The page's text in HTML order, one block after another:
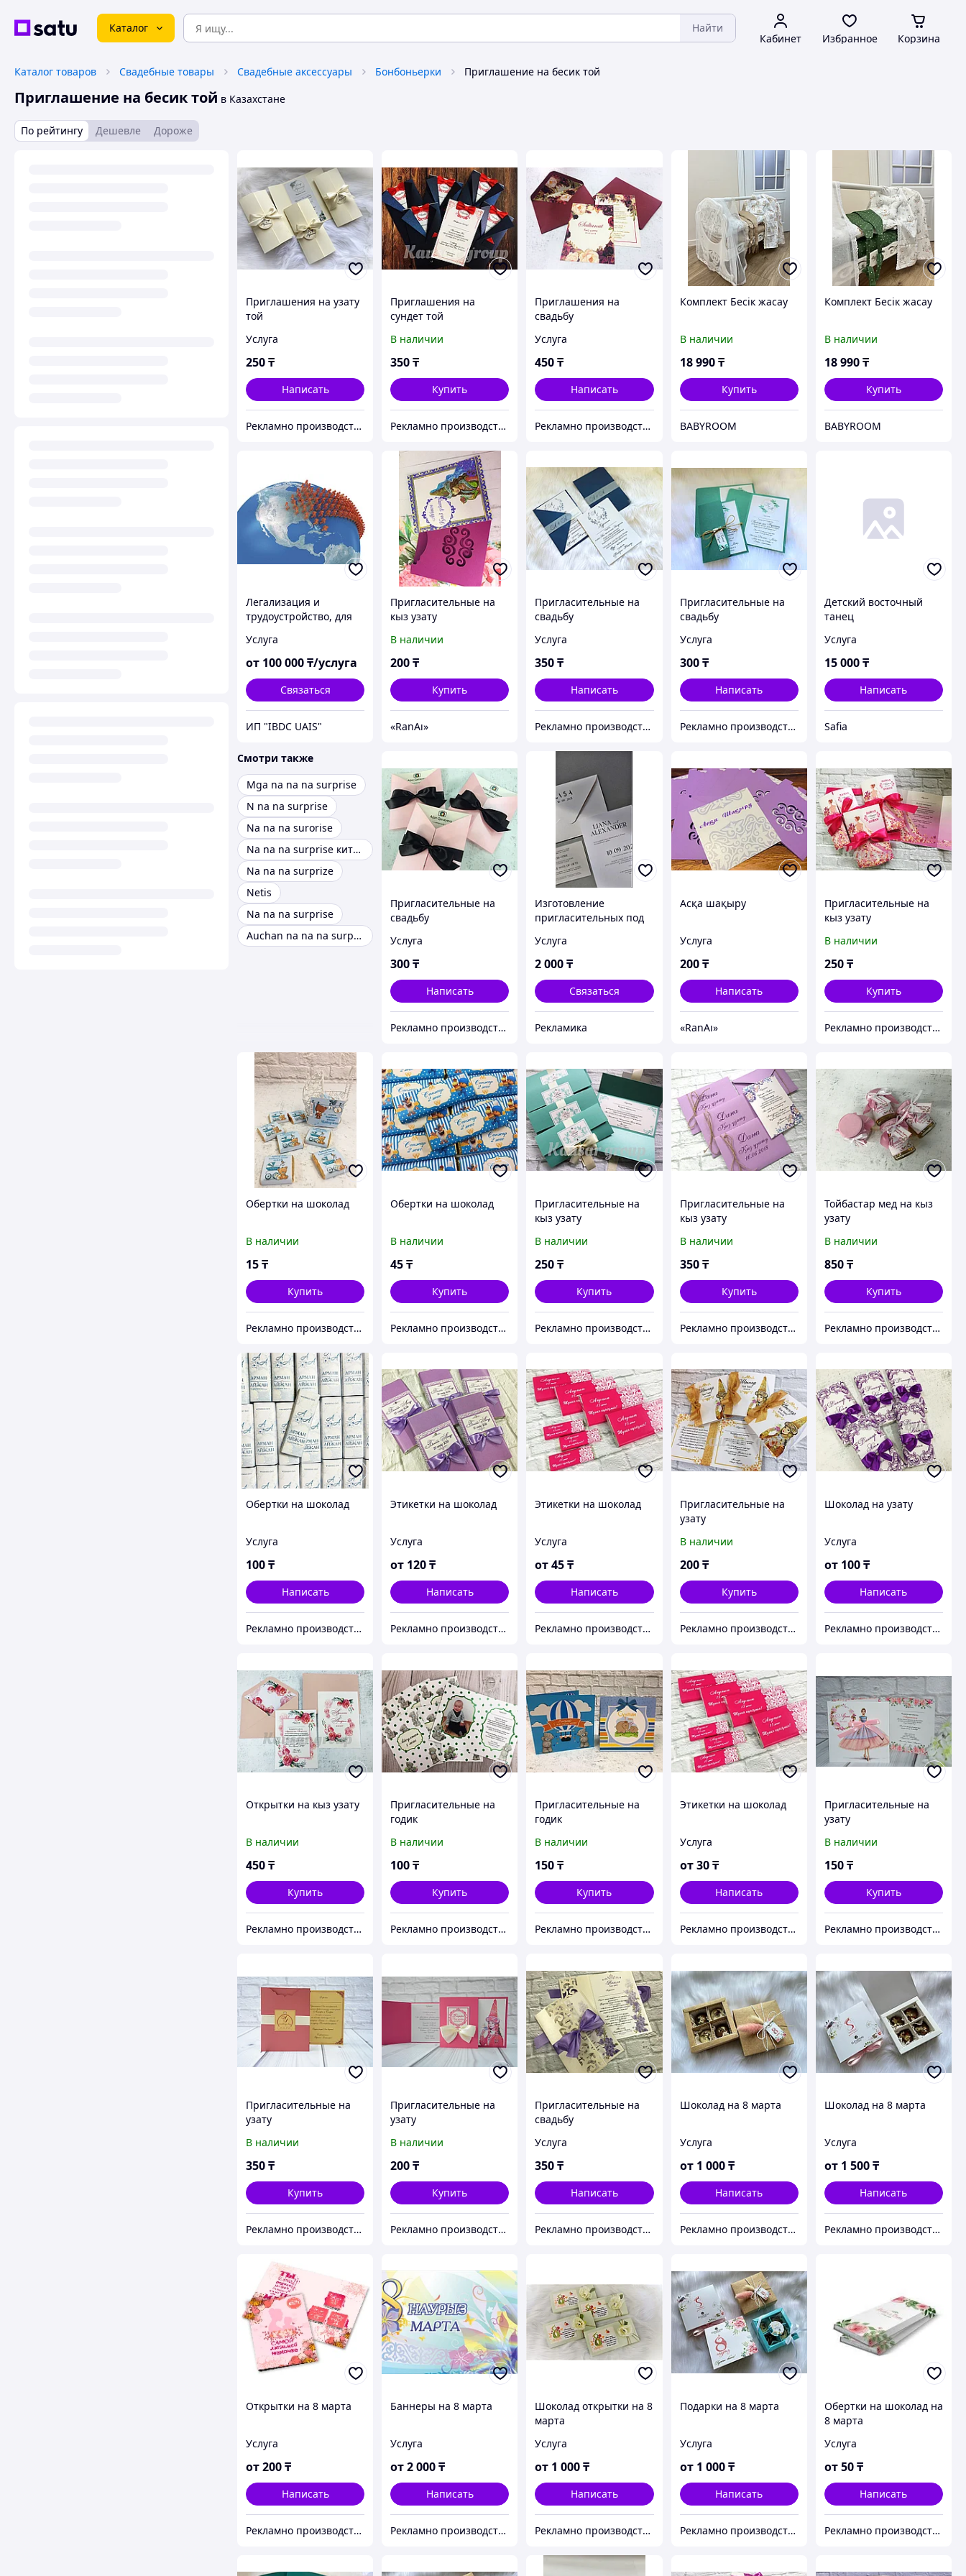
Каталог Найти
Кабинет Избранное Корзина
Каталог товаров Свадебные товары Свадебные аксессуары Бонбоньерки Приглашение на бесик той
Приглашение на бесик той в Казахстане
По рейтингу Дешевле Дороже
Приглашения на узату
той
Услуга
250₸
Написать
Рекламно производственная компания "KAUSAR GROUP"
Приглашения на
сундет той
В наличии
350₸
Купить
Рекламно производственная компания "KAUSAR GROUP"
Приглашения на
свадьбу
Услуга
450₸
Написать
Рекламно производственная компания "KAUSAR GROUP"
Комплект Бесік жасау
В наличии
18 990 ₸
Купить
BABYROOM
Комплект Бесік жасау
В наличии
18 990₸
Купить
BABYROOM
Легализация и
трудоустройство, для
Евросоюзе
Услуга
от 100 000₸/услуга
Связаться
ИП "IBDC UAIS"
Пригласительные на
кыз узату
В наличии
200₸
Купить
«RanAı»
Пригласительные на
свадьбу
Услуга
350₸
Написать
Рекламно производственная компания "KAUSAR GROUP"
Пригласительные на
свадьбу
Услуга
300 ₸
Написать
Рекламно производственная компания "KAUSAR GROUP"
Детский восточный
танец
Услуга
15 000₸
Написать
Safia
Смотри также
Mga na na na surprise
N na na surprise
Na na na surorise
Na na na surprise китти
Na na na surprize
Netis
Na na na surprise
Auchan na na na surprise
Пригласительные на
свадьбу
Услуга
300₸
Написать
Рекламно производственная компания "KAUSAR GROUP"
Изготовление
пригласительных под
Услуга
2 000₸
Связаться
Рекламика
Асқа шақыру
Услуга
200 ₸
Написать
«RanAı»
Пригласительные на
кыз узату
В наличии
250₸
Купить
Рекламно производственная компания "KAUSAR GROUP"
Обертки на шоколад
В наличии
15₸
Купить
Рекламно производственная компания "KAUSAR GROUP"
Обертки на шоколад
В наличии
45₸
Купить
Рекламно производственная компания "KAUSAR GROUP"
Пригласительные на
кыз узату
В наличии
250₸
Купить
Рекламно производственная компания "KAUSAR GROUP"
Пригласительные на
кыз узату
В наличии
350 ₸
Купить
Рекламно производственная компания "KAUSAR GROUP"
Тойбастар мед на кыз
узату
В наличии
850₸
Купить
Рекламно производственная компания "KAUSAR GROUP"
Обертки на шоколад
Услуга
100₸
Написать
Рекламно производственная компания "KAUSAR GROUP"
Этикетки на шоколад
Услуга
от 120₸
Написать
Рекламно производственная компания "KAUSAR GROUP"
Этикетки на шоколад
Услуга
от45₸
Написать
Рекламно производственная компания "KAUSAR GROUP"
Пригласительные на
узату
В наличии
200 ₸
Купить
Рекламно производственная компания "KAUSAR GROUP"
Шоколад на узату
Услуга
от 100₸
Написать
Рекламно производственная компания "KAUSAR GROUP"
Открытки на кыз узату
В наличии
450₸
Купить
Рекламно производственная компания "KAUSAR GROUP"
Пригласительные на
годик
В наличии
100₸
Купить
Рекламно производственная компания "KAUSAR GROUP"
Пригласительные на
годик
В наличии
150₸
Купить
Рекламно производственная компания "KAUSAR GROUP"
Этикетки на шоколад
Услуга
от 30 ₸
Написать
Рекламно производственная компания "KAUSAR GROUP"
Пригласительные на
узату
В наличии
150₸
Купить
Рекламно производственная компания "KAUSAR GROUP"
Пригласительные на
узату
В наличии
350₸
Купить
Рекламно производственная компания "KAUSAR GROUP"
Пригласительные на
узату
В наличии
200₸
Купить
Рекламно производственная компания "KAUSAR GROUP"
Пригласительные на
свадьбу
Услуга
350₸
Написать
Рекламно производственная компания "KAUSAR GROUP"
Шоколад на 8 марта
Услуга
от 1 000 ₸
Написать
Рекламно производственная компания "KAUSAR GROUP"
Шоколад на 8 марта
Услуга
от 1 500₸
Написать
Рекламно производственная компания "KAUSAR GROUP"
Открытки на 8 марта
Услуга
от200₸
Написать
Рекламно производственная компания "KAUSAR GROUP"
Баннеры на 8 марта
Услуга
от2 000₸
Написать
Рекламно производственная компания "KAUSAR GROUP"
Шоколад открытки на 8
марта
Услуга
от 1 000₸
Написать
Рекламно производственная компания "KAUSAR GROUP"
Подарки на 8 марта
Услуга
от 1 000 ₸
Написать
Рекламно производственная компания "KAUSAR GROUP"
Обертки на шоколад на
8 марта
Услуга
от50₸
Написать
Рекламно производственная компания "KAUSAR GROUP"